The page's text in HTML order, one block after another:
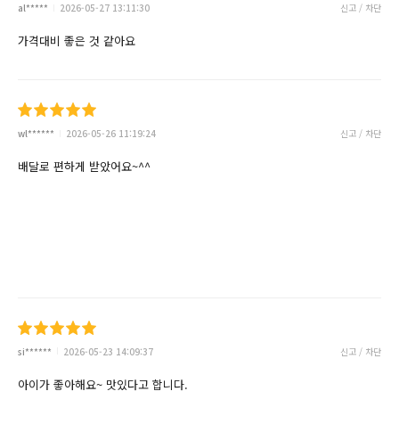
al***** 2026-05-27 13:11:30 신고 / 차단
가격대비 좋은 것 같아요
wl****** 2026-05-26 11:19:24 신고 / 차단
배달로 편하게 받았어요~^^
si****** 2026-05-23 14:09:37 신고 / 차단
아이가 좋아해요~ 맛있다고 합니다.